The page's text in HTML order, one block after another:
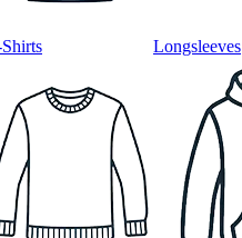
Longsleeves